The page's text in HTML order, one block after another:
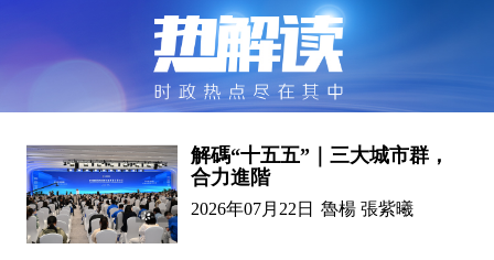
解碼“十五五”｜三大城市群，
合力進階
2026年07月22日 魯楊 張紫曦